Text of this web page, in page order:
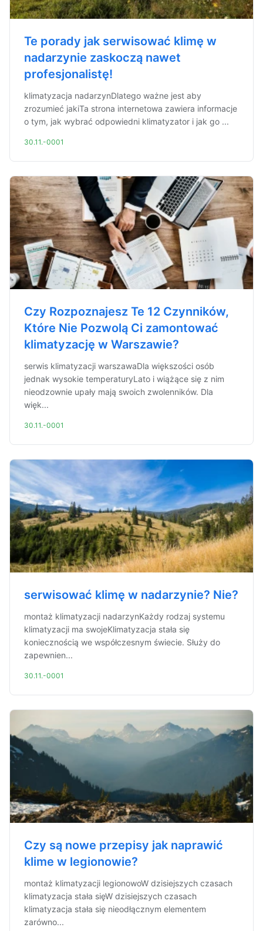
Te porady jak serwisować klimę w
nadarzynie zaskoczą nawet
profesjonalistę!
klimatyzacja nadarzynDlatego ważne jest aby
zrozumieć jakiTa strona internetowa zawiera informacje
o tym, jak wybrać odpowiedni klimatyzator i jak go ...
30.11.-0001
Czy Rozpoznajesz Te 12 Czynników,
Które Nie Pozwolą Ci zamontować
klimatyzację w Warszawie?
serwis klimatyzacji warszawaDla większości osób
jednak wysokie temperaturyLato i wiążące się z nim
nieodzownie upały mają swoich zwolenników. Dla
więk...
30.11.-0001
serwisować klimę w nadarzynie? Nie?
montaż klimatyzacji nadarzynKażdy rodzaj systemu
klimatyzacji ma swojeKlimatyzacja stała się
koniecznością we współczesnym świecie. Służy do
zapewnien...
30.11.-0001
Czy są nowe przepisy jak naprawić
klime w legionowie?
montaż klimatyzacji legionowoW dzisiejszych czasach
klimatyzacja stała sięW dzisiejszych czasach
klimatyzacja stała się nieodłącznym elementem
zarówno...